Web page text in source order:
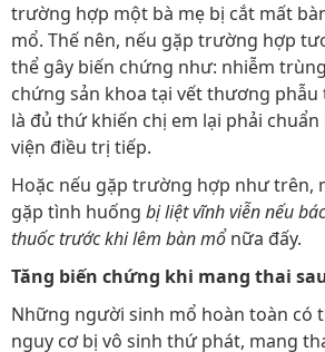
trường hợp một bà mẹ bị cắt mất
mổ. Thế nên, nếu gặp trường hợp
thể gây biến chứng như: nhiễm
chứng sản khoa tại vết thương phẫu
là đủ thứ khiến chị em lại phải
viện điều trị tiếp.
Hoặc nếu gặp trường hợp như trên,
gặp tình huống bị liệt vĩnh viễn nếu
thuốc trước khi lêm bàn mổnữa đấy.
Tăng biến chứng khi mang thai
Những người sinh mổ hoàn toàn có
nguy cơ bị vô sinh thứ phát, mang